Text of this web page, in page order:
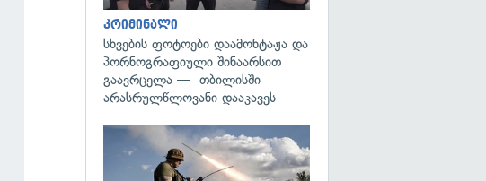
კრიმინალი
სხვების ფოტოები დაამონტაჟა და
პორნოგრაფიული შინაარსით
გაავრცელა — თბილისში
არასრულწლოვანი დააკავეს